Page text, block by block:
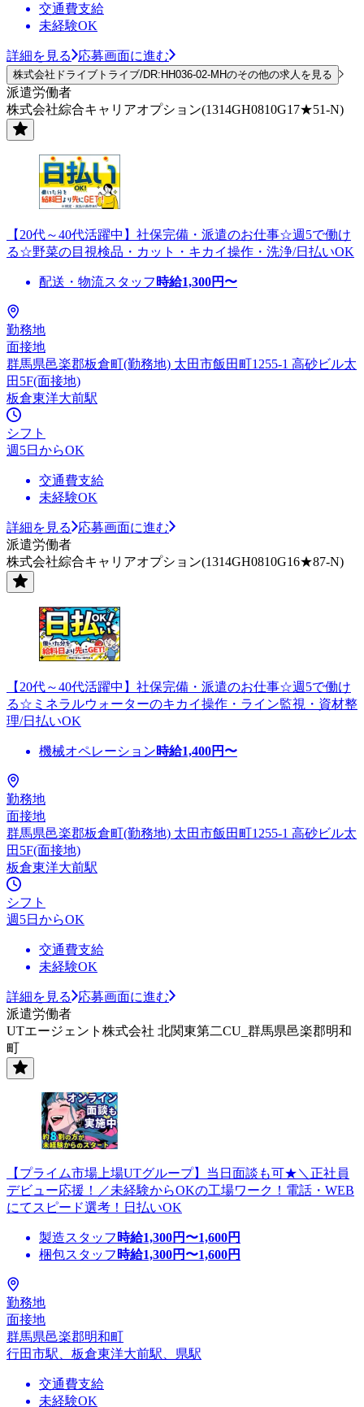
交通費支給
未経験OK
詳細を見る 応募画面に進む
株式会社ドライブトライブ/DR:HH036-02-MHのその他の求人を見る
派遣労働者
株式会社綜合キャリアオプション(1314GH0810G17★51-N)
【20代～40代活躍中】社保完備・派遣のお仕事☆週5で働け
る☆野菜の目視検品・カット・キカイ操作・洗浄/日払いOK
配送・物流スタッフ 時給1,300円〜
勤務地
面接地
群馬県邑楽郡板倉町(勤務地) 太田市飯田町1255-1 高砂ビル太
田5F(面接地)
板倉東洋大前駅
シフト
週5日からOK
交通費支給
未経験OK
詳細を見る
応募画面に進む
派遣労働者
株式会社綜合キャリアオプション(1314GH0810G16★87-N)
【20代～40代活躍中】社保完備・派遣のお仕事☆週5で働け
る☆ミネラルウォーターのキカイ操作・ライン監視・資材整
理/日払いOK
機械オペレーション時給1,400円〜
勤務地
面接地
群馬県邑楽郡板倉町(勤務地) 太田市飯田町1255-1 高砂ビル太
田5F(面接地)
板倉東洋大前駅
シフト
週5日からOK
交通費支給
未経験OK
詳細を見る
応募画面に進む
派遣労働者
UTエージェント株式会社 北関東第二CU_群馬県邑楽郡明和
町
【プライム市場上場UTグループ】当日面談も可★＼正社員
デビュー応援！／未経験からOKの工場ワーク！電話・WEB
にてスピード選考！日払いOK
製造スタッフ 時給1,300円〜1,600円
梱包スタッフ 時給1,300円〜1,600円
勤務地
面接地
群馬県邑楽郡明和町
行田市駅、板倉東洋大前駅、県駅
交通費支給
未経験OK